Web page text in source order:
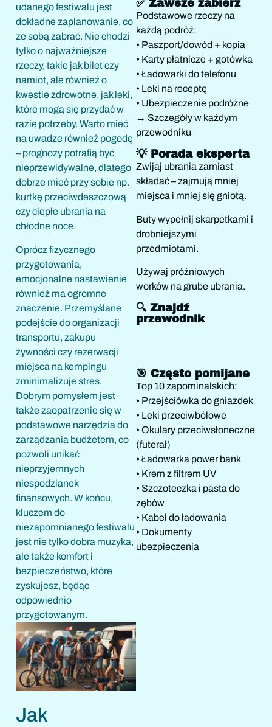
udanego festiwalu jest
dokładne zaplanowanie, co
ze sobą zabrać. Nie chodzi
tylko o najważniejsze
rzeczy, takie jak bilet czy
namiot, ale również o
kwestie zdrowotne, jak leki,
które mogą się przydać w
razie potrzeby. Warto mieć
na uwadze również pogodę
– prognozy potrafią być
nieprzewidywalne, dlatego
dobrze mieć przy sobie np.
kurtkę przeciwdeszczową
czy ciepłe ubrania na
chłodne noce.
Oprócz fizycznego
przygotowania,
emocjonalne nastawienie
również ma ogromne
znaczenie. Przemyślane
podejście do organizacji
transportu, zakupu
żywności czy rezerwacji
miejsca na kempingu
zminimalizuje stres.
Dobrym pomysłem jest
także zaopatrzenie się w
podstawowe narzędzia do
zarządzania budżetem, co
pozwoli unikać
nieprzyjemnych
niespodzianek
finansowych. W końcu,
kluczem do
niezapomnianego festiwalu
jest nie tylko dobra muzyka,
ale także komfort i
bezpieczeństwo, które
zyskujesz, będąc
odpowiednio
przygotowanym.
Jak
✅ Zawsze zabierz
Podstawowe rzeczy na
każdą podróż:
• Paszport/dowód + kopia
• Karty płatnicze + gotówka
• Ładowarki do telefonu
• Leki na receptę
• Ubezpieczenie podróżne
→ Szczegóły w każdym
przewodniku
💡 Porada eksperta
Zwijaj ubrania zamiast
składać – zajmują mniej
miejsca i mniej się gniotą.
Buty wypełnij skarpetkami i
drobniejszymi
przedmiotami.
Używaj próżniowych
worków na grube ubrania.
🔍 Znajdź
przewodnik
🎯 Często pomijane
Top 10 zapominalskich:
• Przejściówka do gniazdek
• Leki przeciwbólowe
• Okulary przeciwsłoneczne
(futerał)
• Ładowarka power bank
• Krem z filtrem UV
• Szczoteczka i pasta do
zębów
• Kabel do ładowania
• Dokumenty
ubezpieczenia